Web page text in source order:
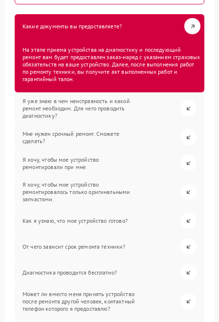
Какие документы вы предоставляете?
На этапе приема устройства на диагностику и последующий
ремонт вам будет предоставлен заказ-наряд с указанием страховых
обязательств на ваше устройство. Далее, после выполнения работ
по ремонту техники, вы получите акт выполненных работ и
гарантийный талон.
Я уже знаю в чем неисправность и какой
ремонт необходим. Для чего проводить
диагностику?
Мне нужен срочный ремонт. Сможете
сделать?
Я хочу, чтобы мое устройство
ремонтировали при мне.
Я хочу, чтобы мое устройство
ремонтировалось только оригинальными
запчастями.
Как я узнаю, что мое устройство готово?
От чего зависит срок ремонта техники?
Диагностика проводится бесплатно?
Может ли вместо меня принять устройство
после ремонта другой человек, контактный
телефон которого я предоставлю?